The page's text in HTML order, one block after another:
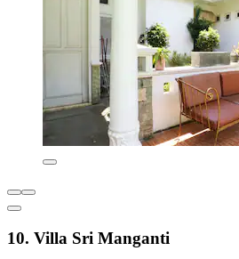
10. Villa Sri Manganti